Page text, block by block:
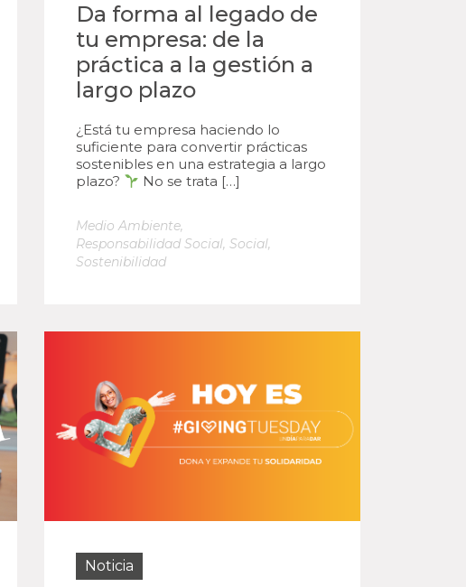
Da forma al legado de
tu empresa: de la
práctica a la gestión a
largo plazo
¿Está tu empresa haciendo lo
suficiente para convertir prácticas
sostenibles en una estrategia a largo
plazo?
No se trata […]
Medio Ambiente,
Responsabilidad Social, Social,
Sostenibilidad
Noticia